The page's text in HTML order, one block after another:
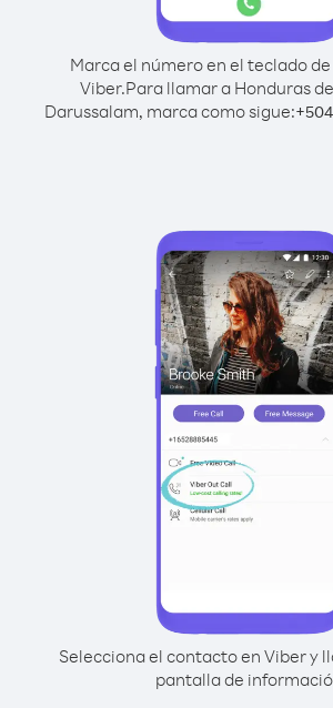
Marca el número en el teclado
Viber.Para llamar a Honduras
Darussalam, marca como sigue:+504
Selecciona el contacto en Viber y
pantalla de